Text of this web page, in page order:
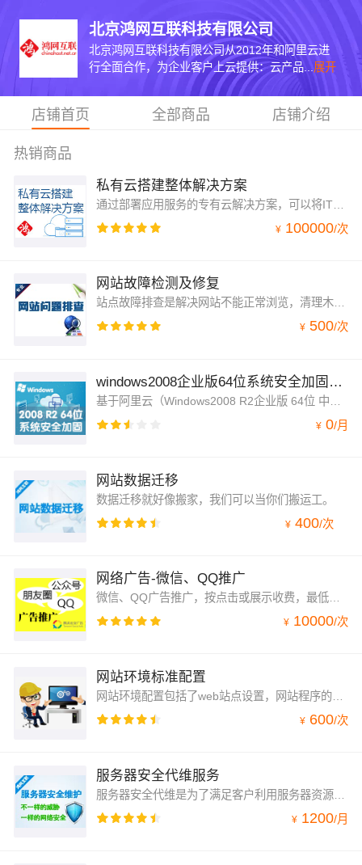
北京鸿网互联科技有限公司
北京鸿网互联科技有限公司从2012年和阿里云进
行全面合作，为企业客户上云提供：云产品... 展开
店铺首页 全部商品 店铺介绍
热销商品
私有云搭建整体解决方案
通过部署应用服务的专有云解决方案，可以将IT资源进行集中化和标准化，为企业的 IT 运行环境带来更多的价值
¥ 100000/次
网站故障检测及修复
站点故障排查是解决网站不能正常浏览，清理木马病毒，配置错误排查这些棘手问题。
¥ 500/次
windows2008企业版64位系统安全加固镜像
¥ 0/月
网站数据迁移
数据迁移就好像搬家，我们可以当你们搬运工。
¥ 400/次
网络广告-微信、QQ推广
微信、QQ广告推广，按点击或展示收费，最低至0.2元/点击。超高性价比。
¥ 10000/次
网站环境标准配置
网站环境配置包括了web站点设置，网站程序的安装和站点调优，ftp安装配置，数据库设置和优化。
¥ 600/次
服务器安全代维服务
服务器安全代维是为了满足客户利用服务器资源日常运行的需求，同时也为了避免服务器出现一些问题（软硬件，黑客攻击），而造成不必要的损失，我们配备经验丰富的工程师进行日常安全代维服务，7*24小时代维监控
¥ 1200/月